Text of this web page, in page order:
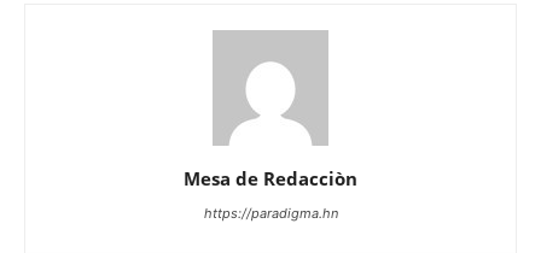
Mesa de Redacciòn
https://paradigma.hn